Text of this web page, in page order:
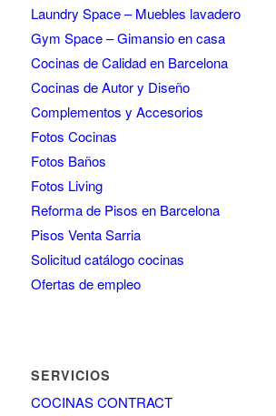
Laundry Space – Muebles lavadero
Gym Space – Gimansio en casa
Cocinas de Calidad en Barcelona
Cocinas de Autor y Diseño
Complementos y Accesorios
Fotos Cocinas
Fotos Baños
Fotos Living
Reforma de Pisos en Barcelona
Pisos Venta Sarria
Solicitud catálogo cocinas
Ofertas de empleo
SERVICIOS
COCINAS CONTRACT